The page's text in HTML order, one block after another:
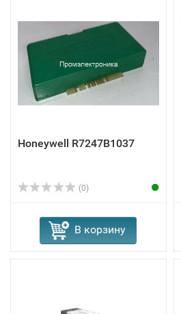
Honeywell R7247B1037
(0)
В корзину